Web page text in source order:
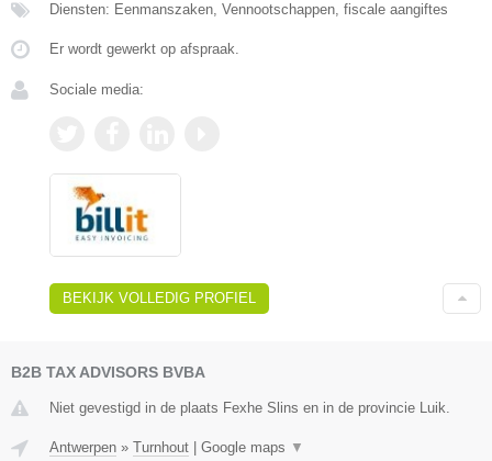
Diensten: Eenmanszaken, Vennootschappen, fiscale aangiftes
Er wordt gewerkt op afspraak.
Sociale media:
BEKIJK VOLLEDIG PROFIEL
B2B TAX ADVISORS BVBA
Niet gevestigd in de plaats Fexhe Slins en in de provincie Luik.
Antwerpen » Turnhout Google maps ▼